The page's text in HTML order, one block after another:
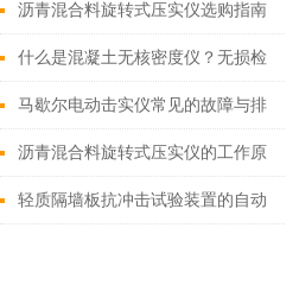
沥青混合料旋转式压实仪选购指南
什么是混凝土无核密度仪？无损检
测技术详解
马歇尔电动击实仪常见的故障与排
除方法
沥青混合料旋转式压实仪的工作原
理和使用
轻质隔墙板抗冲击试验装置的自动